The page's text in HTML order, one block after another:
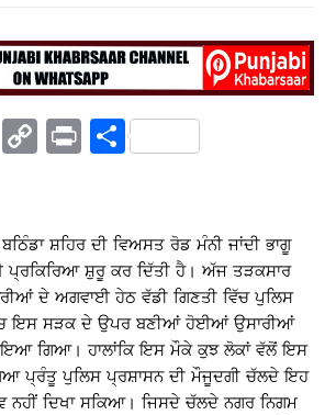
X
C
y
Li
n
k
Pr S
e
ਬਠਿੰਡਾ ਸ਼ਹਿਰ ਦੀ ਵਿਅਸਤ ਰੋਡ ਮੰਨੀ ਜਾਂਦੀ ਭਾਗੂ
ਸ਼ੁਰੂ ਕਰ ਦਿੱਤੀ ਹੈ। ਅੱਜ ਤੜਕਸਾਰ
ਦੇ ਅਗਵਾਈ ਹੇਠ ਵੱਡੀ ਗਿਣਤੀ ਵਿੱਚ ਪੁਲਿਸ
ਇਸ ਸੜਕ ਦੇ ਉਪਰ ਬਣੀਆਂ ਹੋਈਆਂ ਉਸਾਰੀਆਂ
ਗਿਆ। ਹਾਲਾਂਕਿ ਇਸ ਮੌਕੇ ਕੁਝ ਲੋਕਾਂ ਵੱਲੋਂ ਇਸ
ਪ੍ਰੰਤੂ ਪੁਲਿਸ ਪ੍ਰਸ਼ਾਸਨ ਦੀ ਮੌਜੂਦਗੀ ਚੱਲਦੇ ਇਹ
ਨਹੀਂ ਦਿਖਾ ਸਕਿਆ। ਜਿਸਦੇ ਚੱਲਦੇ ਨਗਰ ਨਿਗਮ